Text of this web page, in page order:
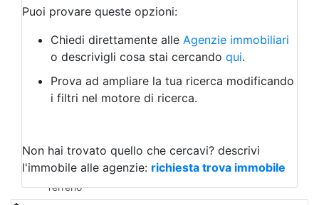
Bar/Ristorante
Albergo
Laboratorio Artigianale
Negozio/locale commerciale
Agriturismo
Magazzini
Qualsiasi
Terreno edificabile
Terreno
Puoi provare queste opzioni:
Chiedi direttamente alle Agenzie immobiliari
o descrivigli cosa stai cercando qui.
Prova ad ampliare la tua ricerca modificando
i filtri nel motore di ricerca.
Non hai trovato quello che cercavi? descrivi
l'immobile alle agenzie: richiesta trova immobile